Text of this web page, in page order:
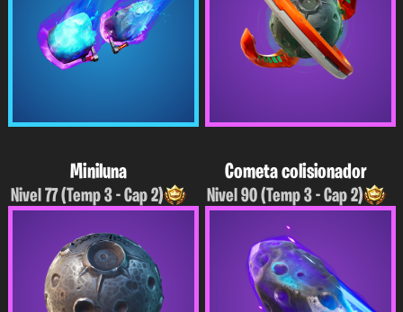
Miniluna
Nivel 77 (Temp 3 - Cap 2)
Cometa colisionador
Nivel 90 (Temp 3 - Cap 2)